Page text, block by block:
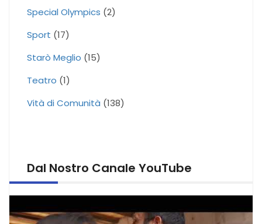
Special Olympics (2)
Sport (17)
Starò Meglio (15)
Teatro (1)
Vità di Comunità (138)
Dal Nostro Canale YouTube